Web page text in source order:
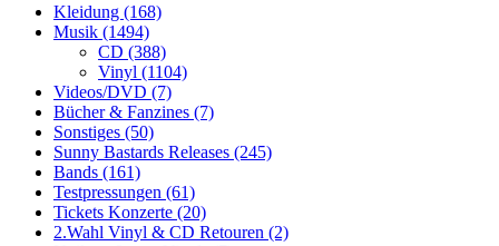
Kleidung (168)
Musik (1494)
CD (388)
Vinyl (1104)
Videos/DVD (7)
Bücher & Fanzines (7)
Sonstiges (50)
Sunny Bastards Releases (245)
Bands (161)
Testpressungen (61)
Tickets Konzerte (20)
2.Wahl Vinyl & CD Retouren (2)